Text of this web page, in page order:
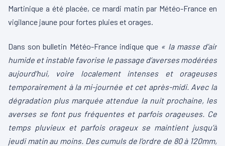
Martinique a été placée, ce mardi matin par Météo-France en
vigilance jaune pour fortes pluies et orages.
Dans son bulletin Météo-France indique que « la masse d’air
humide et instable favorise le passage d’averses modérées
aujourd’hui, voire localement intenses et orageuses
temporairement à la mi-journée et cet après-midi. Avec la
dégradation plus marquée attendue la nuit prochaine, les
averses se font pus fréquentes et parfois orageuses. Ce
temps pluvieux et parfois orageux se maintient jusqu’à
jeudi matin au moins. Des cumuls de l’ordre de 80 à 120mm,